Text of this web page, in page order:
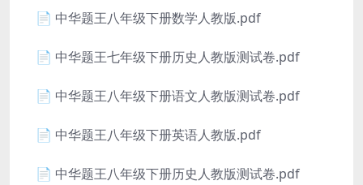
📄 中华题王八年级下册数学人教版.pdf
📄 中华题王七年级下册历史人教版测试卷.pdf
📄 中华题王八年级下册语文人教版测试卷.pdf
📄 中华题王八年级下册英语人教版.pdf
📄 中华题王八年级下册历史人教版测试卷.pdf